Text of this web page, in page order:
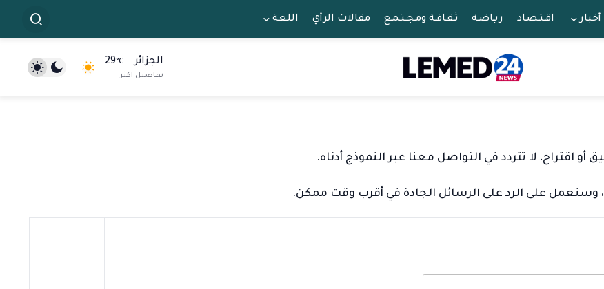
أخبار اقـتـصـاد ريـاضـة ثـقـافـة ومـجـتـمـع مقالات الرأي اللغة
الجزائر 29 °C
تفاصيل اكثر
اقتراح، لا تتردد في التواصل معنا عبر النموذج أدناه.
وسنعمل على الرد على الرسائل الجادة في أقرب وقت ممكن.